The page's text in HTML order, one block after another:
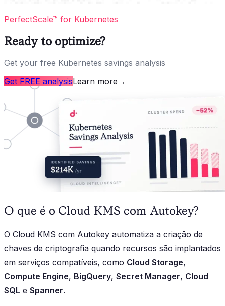
PerfectScale™ for Kubernetes
Ready to optimize?
Get your free Kubernetes savings analysis
Get FREE analysisLearn more →
O que é o Cloud KMS com Autokey?
O Cloud KMS com Autokey automatiza a criação de
chaves de criptografia quando recursos são implantados
em serviços compatíveis, como Cloud Storage,
Compute Engine, BigQuery, Secret Manager, Cloud
SQL e Spanner.